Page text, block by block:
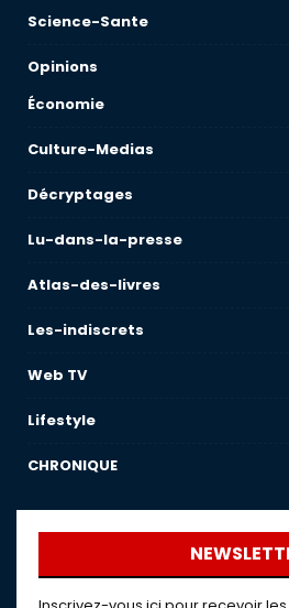
Science-Sante
Opinions
Économie
Culture-Medias
Décryptages
Lu-dans-la-presse
Atlas-des-livres
Les-indiscrets
Web TV
Lifestyle
CHRONIQUE